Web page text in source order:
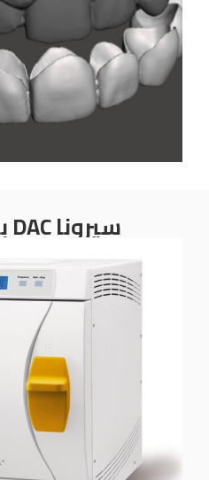
سيرونا DAC بروفيشنال